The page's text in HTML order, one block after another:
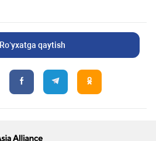
Ro’yxatga qaytish